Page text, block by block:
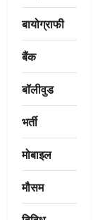
बायोग्राफी
बैंक
बॉलीवुड
भर्ती
मोबाइल
मौसम